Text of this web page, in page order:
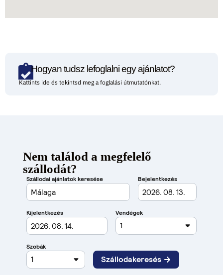
Hogyan tudsz lefoglalni egy ajánlatot?
Kattints ide és tekintsd meg a foglalási útmutatónkat.
Nem találod a megfelelő
szállodát?